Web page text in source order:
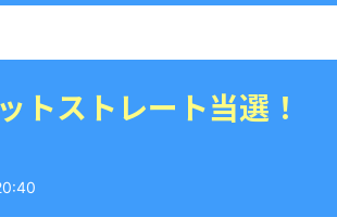
トストレート当選！